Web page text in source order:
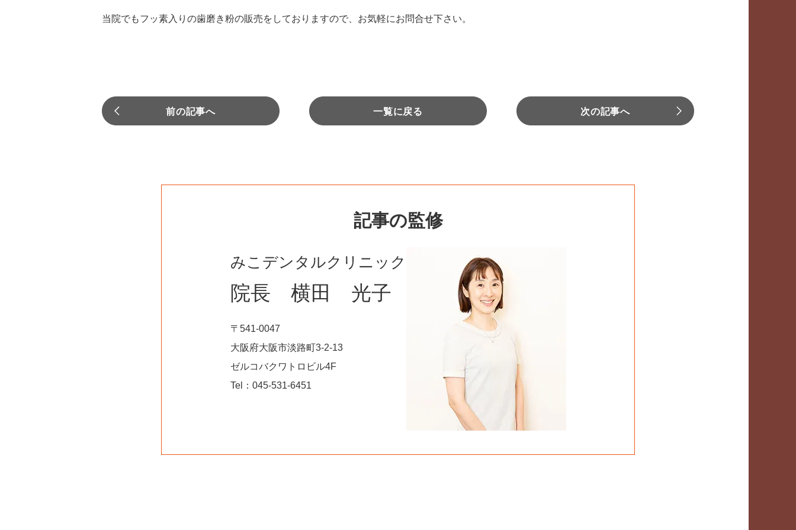
当院でもフッ素入りの歯磨き粉の販売をしておりますので、お気軽にお問合せ下さい。
前の記事へ 一覧に戻る 次の記事へ
記事の監修
みこデンタルクリニック
院長 横田 光子
〒541-0047
大阪府大阪市淡路町3-2-13
ゼルコバクワトロビル4F
Tel：045-531-6451